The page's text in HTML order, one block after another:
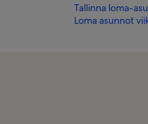
Tallinna loma-
Loma asunnot